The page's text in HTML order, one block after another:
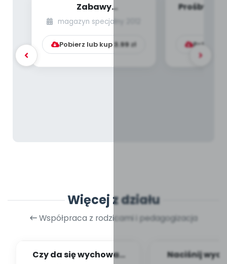
Zabawy
wspomagające rozwój
inteligencji
emocjonalnej dz...
magazyn specjalny 2012
Pobierz lub kup3.99 zł
Prośby
Pobierz
Więcej z działu
Współpraca z rodzicami i pedagogizacja
Czy da się wychować
Naciśnij